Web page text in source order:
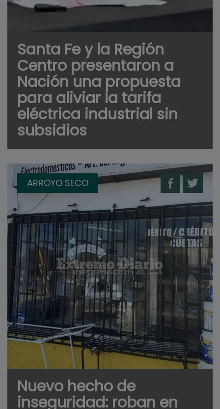
Santa Fe y la Región
Centro presentaron a
Nación una propuesta
para aliviar la tarifa
eléctrica industrial sin
subsidios
ARROYO SECO
Nuevo hecho de
inseguridad: roban en